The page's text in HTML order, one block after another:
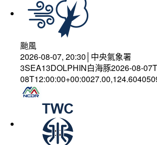
颱風
2026-08-07, 20:30│中央氣象署
3SEA13DOLPHIN白海豚2026-08-